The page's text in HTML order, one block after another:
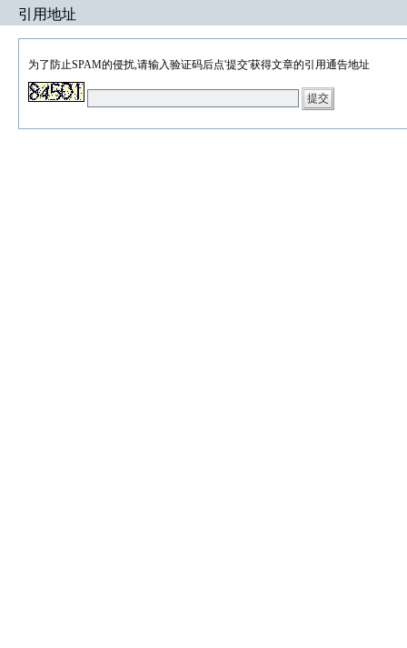
引用地址
为了防止SPAM的侵扰,请输入验证码后点'提交'获得文章的引用通告地址